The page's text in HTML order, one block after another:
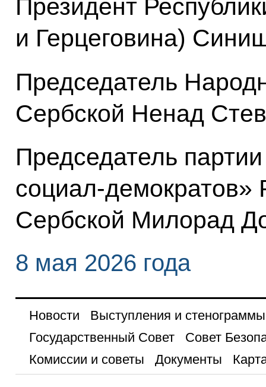
Президент
и Герцеговина)
Председатель
Сербской Ненад
Председатель
социал-демократов»
Сербской Милорад
8 мая 2026 года
Новости
Выступления и стенограммы
Государственный Совет
Совет
Комиссии и советы
Документы